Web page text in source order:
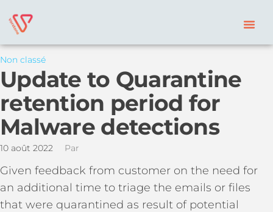
Non classé
Update to Quarantine
retention period for
Malware detections
10 août 2022 Par
Given feedback from customer on the need for
an additional time to triage the emails or files
that were quarantined as result of potential